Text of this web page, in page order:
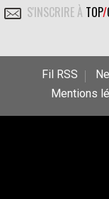
S'INSCRIRE À TOP/
Fil RSS
Mentions